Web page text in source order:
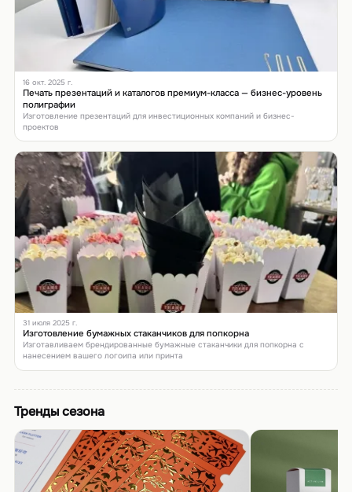
16 окт. 2025 г.
Печать презентаций и каталогов премиум-класса — бизнес-уровень
полиграфии
Изготовление презентаций для инвестиционных компаний и бизнес-
проектов
31 июля 2025 г.
Изготовление бумажных стаканчиков для попкорна
Изготавливаем брендированные бумажные стаканчики для попкорна с
нанесением вашего логоипа или принта
Тренды сезона